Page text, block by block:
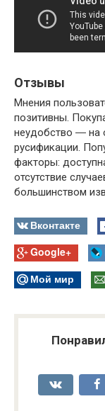
Отзывы
Мнения
позитивны.
неудобство ― на
русификации.
факторы:
отсутствие
большинством
Вконтакте
Google+
Мой мир